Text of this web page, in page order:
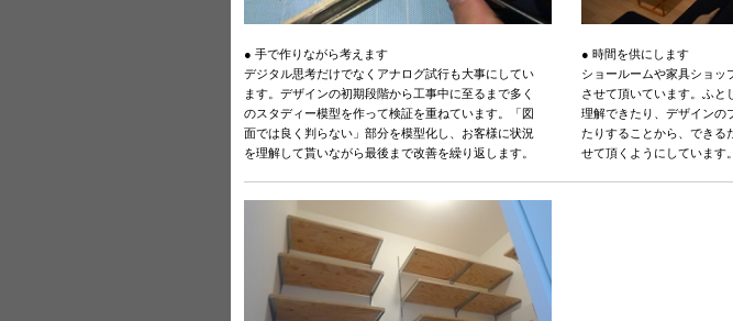
● 手で作りながら考えます
デジタル思考だけでなくアナログ試行も大事にしてい
ます。デザインの初期段階から工事中に至るまで多く
のスタディー模型を作って検証を重ねています。「図
面では良く判らない」部分を模型化し、お客様に状況
を理解して貰いながら最後まで改善を繰り返します。
● 時間を供にします
ショールームや家具ショッ
させて頂いています。ふと
理解できたり、デザインの
たりすることから、できる
せて頂くようにしています。